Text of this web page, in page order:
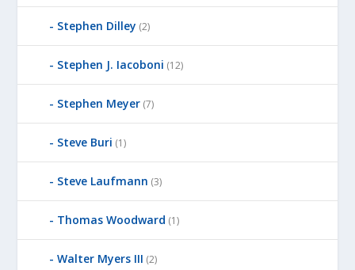
Stephen Dilley (2)
Stephen J. Iacoboni (12)
Stephen Meyer (7)
Steve Buri (1)
Steve Laufmann (3)
Thomas Woodward (1)
Walter Myers III (2)